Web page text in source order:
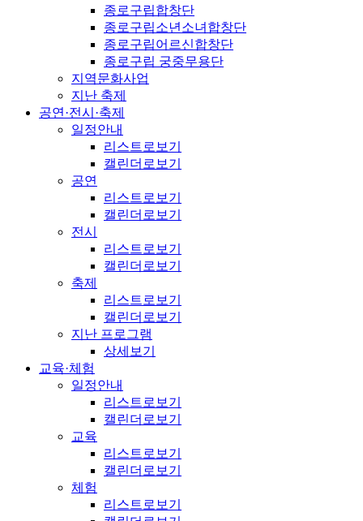
종로구립합창단
종로구립소년소녀합창단
종로구립어르신합창단
종로구립 궁중무용단
지역문화사업
지난 축제
공연·전시·축제
일정안내
리스트로보기
캘린더로보기
공연
리스트로보기
캘린더로보기
전시
리스트로보기
캘린더로보기
축제
리스트로보기
캘린더로보기
지난 프로그램
상세보기
교육·체험
일정안내
리스트로보기
캘린더로보기
교육
리스트로보기
캘린더로보기
체험
리스트로보기